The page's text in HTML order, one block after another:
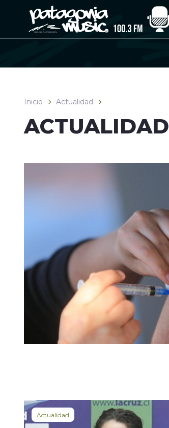
Click acá para ir directamente al contenido
Inicio Actualidad
ACTUALIDAD
Actualidad